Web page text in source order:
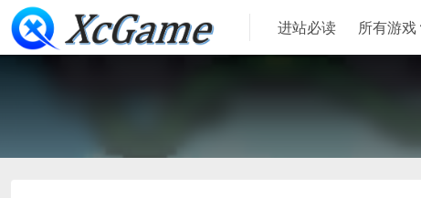
进站必读 所有游戏